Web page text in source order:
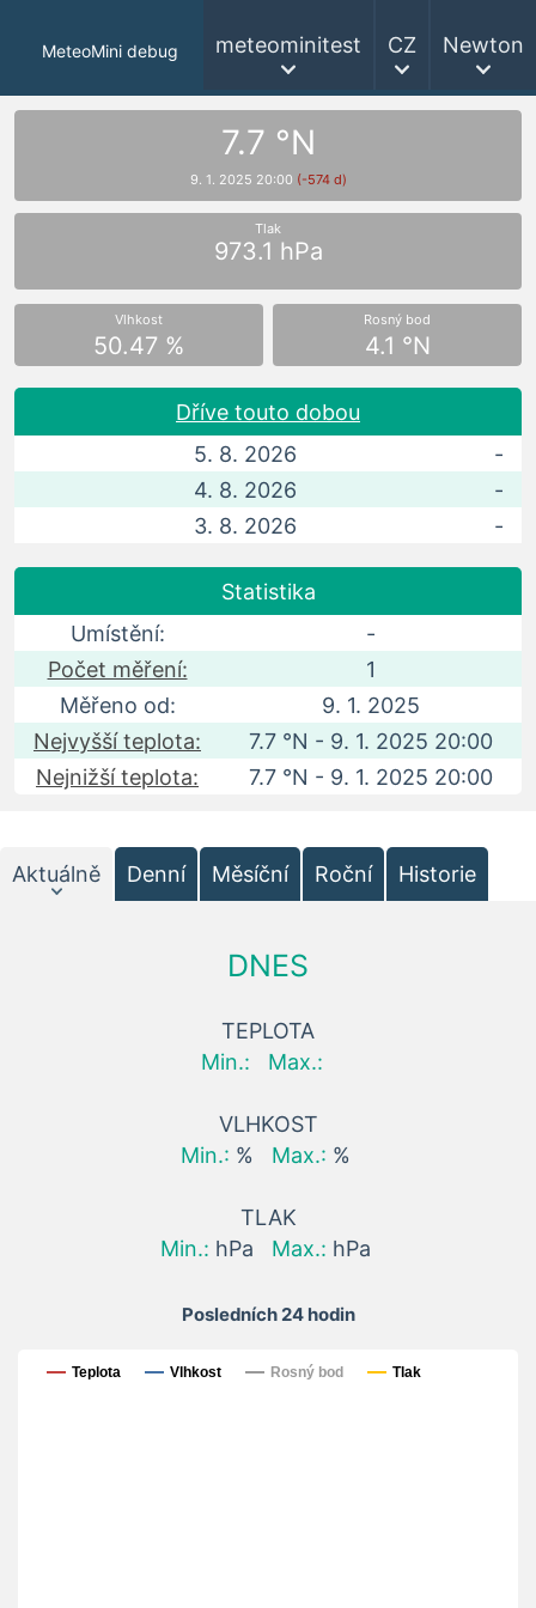
MeteoMini debug meteominitest CZ Newton
7.7 °N
9. 1. 2025 20:00 (-574 d)
Tlak
973.1 hPa
Vlhkost
50.47 %
Rosný bod
4.1 °N
Dříve touto dobou
5. 8. 2026
-
4. 8. 2026
-
3. 8. 2026
-
Statistika
Umístění:
-
Počet měření:
1
Měřeno od:
9. 1. 2025
Nejvyšší teplota:
7.7 °N - 9. 1. 2025 20:00
Nejnižší teplota:
7.7 °N - 9. 1. 2025 20:00
Aktuálně Denní Měsíční Roční Historie
DNES
TEPLOTA
Min.:
Max.:
VLHKOST
Min.: % Max.: %
TLAK
Min.: hPa Max.: hPa
Posledních 24 hodin
Posledních 24 hodin
Teplota Vlhkost Rosný bod Tlak